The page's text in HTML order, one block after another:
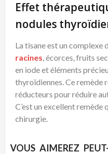
Effet
nodules
La tisane est un complexe
racines , écorces, fruits
en iode et éléments
thyroïdiennes. Ce remède
réducteurs pour réduire
C’est un excellent remède
chirurgie.
VOUS AIMEREZ